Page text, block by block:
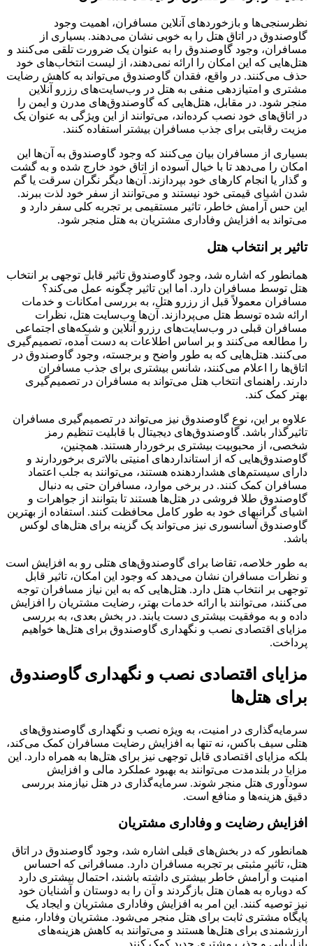
نظرسنجی‌ها و بازخوردهای آنلاین مسافران، اهمیت وجود
گاوصندوق در اتاق هتل را به خوبی نشان می‌دهند. بسیاری از
مسافران، وجود گاوصندوق را به عنوان یک ضرورت تلقی می‌کنند و
هتل‌هایی که این امکان را ارائه نمی‌دهند، از لیست انتخاب‌های خود
حذف می‌کنند. در واقع، فقدان گاوصندوق می‌تواند به کاهش رضایت
مشتری و امتیازدهی منفی به هتل در وب‌سایت‌های رزرو آنلاین
منجر شود. در مقابل، هتل‌هایی که گاوصندوق‌های مدرن و ایمن را
در اتاق‌های خود نصب کرده‌اند، می‌توانند از این ویژگی به عنوان یک
مزیت رقابتی برای جذب مسافران بیشتر استفاده کنند.
بسیاری از مسافران بیان می‌کنند که وجود گاوصندوق به آن‌ها این
امکان را می‌دهد تا با خیال آسوده از اتاق خود خارج شده و به گشت
و گذار یا انجام کارهای خود بپردازند. آن‌ها دیگر نگران سرقت یا گم
شدن اشیای قیمتی خود نیستند و می‌توانند از سفر خود لذت ببرند.
این حس آرامش خاطر، تاثیر مستقیمی بر تجربه کلی سفر دارد و
می‌تواند به افزایش وفاداری مشتریان به هتل منجر شود.
تاثیر بر انتخاب هتل
همانطور که اشاره شد، وجود گاوصندوق تاثیر قابل توجهی بر انتخاب
هتل توسط مسافران دارد. اما این تاثیر چگونه عمل می‌کند؟
مسافران معمولاً قبل از رزرو هتل، به بررسی امکانات و خدمات
ارائه شده توسط هتل می‌پردازند. آن‌ها وب‌سایت هتل، نظرات
مسافران قبلی در وب‌سایت‌های رزرو آنلاین و شبکه‌های اجتماعی
را مطالعه می‌کنند و بر اساس اطلاعات به دست آمده، تصمیم‌گیری
می‌کنند. هتل‌هایی که به طور واضح و برجسته، وجود گاوصندوق در
اتاق‌ها را اعلام می‌کنند، شانس بیشتری برای جذب مسافران
دارند. راهنمای انتخاب هتل می‌تواند به مسافران در تصمیم‌گیری
بهتر کمک کند.
علاوه بر این، نوع گاوصندوق نیز می‌تواند در تصمیم‌گیری مسافران
تاثیرگذار باشد. گاوصندوق‌های دیجیتال با قابلیت تنظیم رمز
شخصی، از محبوبیت بیشتری برخوردار هستند. همچنین،
گاوصندوق‌هایی که از استانداردهای امنیتی بالاتری برخوردارند و
دارای سیستم‌های هشداردهنده هستند، می‌توانند به جلب اعتماد
مسافران کمک کنند. در برخی موارد، مسافران حتی به دنبال
گاوصندوق طلا فروشی در هتل‌ها هستند تا بتوانند از جواهرات و
اشیای گرانبهای خود به طور کامل محافظت کنند. استفاده از بهترین
گاوصندوق آسانسوری نیز می‌تواند یک گزینه برای هتل‌های لوکس
باشد.
به طور خلاصه، تقاضا برای گاوصندوق‌های هتلی رو به افزایش است
و نظرات مسافران نشان می‌دهد که وجود این امکان، تاثیر قابل
توجهی بر انتخاب هتل دارد. هتل‌هایی که به این نیاز مسافران توجه
می‌کنند، می‌توانند با ارائه خدمات بهتر، رضایت مشتریان را افزایش
داده و به موفقیت بیشتری دست یابند. در بخش بعدی، به بررسی
مزایای اقتصادی نصب و نگهداری گاوصندوق برای هتل‌ها خواهیم
پرداخت.
مزایای اقتصادی نصب و نگهداری گاوصندوق
برای هتل‌ها
سرمایه‌گذاری در امنیت، به ویژه نصب و نگهداری گاوصندوق‌های
هتلی سیف باکس، نه تنها به افزایش رضایت مسافران کمک می‌کند،
بلکه مزایای اقتصادی قابل توجهی نیز برای هتل‌ها به همراه دارد. این
مزایا در بلندمدت می‌توانند به بهبود عملکرد مالی و افزایش
سودآوری هتل منجر شوند. سرمایه‌گذاری در هتل نیازمند بررسی
دقیق هزینه‌ها و منافع است.
افزایش رضایت و وفاداری مشتریان
همانطور که در بخش‌های قبلی اشاره شد، وجود گاوصندوق در اتاق
هتل، تاثیر مثبتی بر تجربه مسافران دارد. مسافرانی که احساس
امنیت و آرامش خاطر بیشتری داشته باشند، احتمال بیشتری دارد
که دوباره به همان هتل بازگردند و آن را به دوستان و آشنایان خود
نیز توصیه کنند. این امر به افزایش وفاداری مشتریان و ایجاد یک
پایگاه مشتری ثابت برای هتل منجر می‌شود. مشتریان وفادار، منبع
ارزشمندی برای هتل‌ها هستند و می‌توانند به کاهش هزینه‌های
بازاریابی و جذب مشتری جدید کمک کنند.